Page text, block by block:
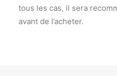
tous les cas, il sera
avant de l’acheter.